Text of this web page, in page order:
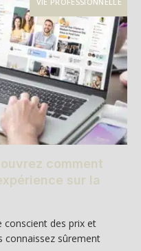
comment
sur la
conscient des prix et
connaissez sûrement